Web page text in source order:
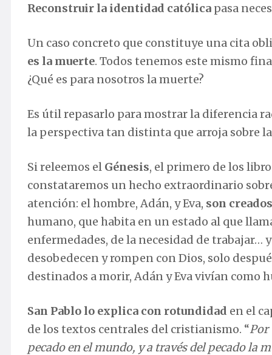
Reconstruir la identidad católica pasa
Un caso concreto que constituye una cita
es la muerte. Todos tenemos este mismo
¿Qué es para nosotros la muerte?
Es útil repasarlo para mostrar la diferencia
la perspectiva tan distinta que arroja sobre
Si releemos el Génesis, el primero de los
constataremos un hecho extraordinario
atención: el hombre, Adán, y Eva, son
humano, que habita en un estado al que
enfermedades, de la necesidad de trabajar…
desobedecen y rompen con Dios, solo
destinados a morir, Adán y Eva vivían como
San Pablo lo explica con rotundidad en el
de los textos centrales del cristianismo. “Por
pecado en el mundo, y a través del pecado la